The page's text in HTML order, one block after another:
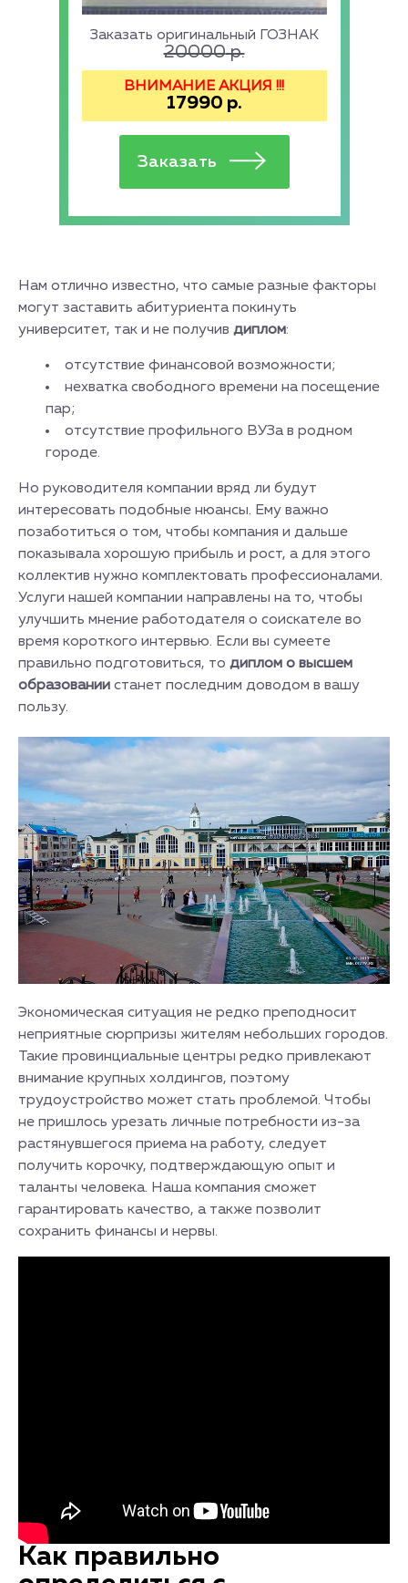
Заказать оригинальный ГОЗНАК
20000р.
ВНИМАНИЕ АКЦИЯ !!!
17990 р.
Нам отлично известно, что самые разные факторы
могут заставить абитуриента покинуть
университет, так и не получив диплом:
отсутствие финансовой возможности;
нехватка свободного времени на посещение
пар;
отсутствие профильного ВУЗа в родном
городе.
Но руководителя компании вряд ли будут
интересовать подобные нюансы. Ему важно
позаботиться о том, чтобы компания и дальше
показывала хорошую прибыль и рост, а для этого
коллектив нужно комплектовать профессионалами.
Услуги нашей компании направлены на то, чтобы
улучшить мнение работодателя о соискателе во
время короткого интервью. Если вы сумеете
правильно подготовиться, то диплом о высшем
образовании станет последним доводом в вашу
пользу.
Экономическая ситуация не редко преподносит
неприятные сюрпризы жителям небольших городов.
Такие провинциальные центры редко привлекают
внимание крупных холдингов, поэтому
трудоустройство может стать проблемой. Чтобы
не пришлось урезать личные потребности из-за
растянувшегося приема на работу, следует
получить корочку, подтверждающую опыт и
таланты человека. Наша компания сможет
гарантировать качество, а также позволит
сохранить финансы и нервы.
Как правильно